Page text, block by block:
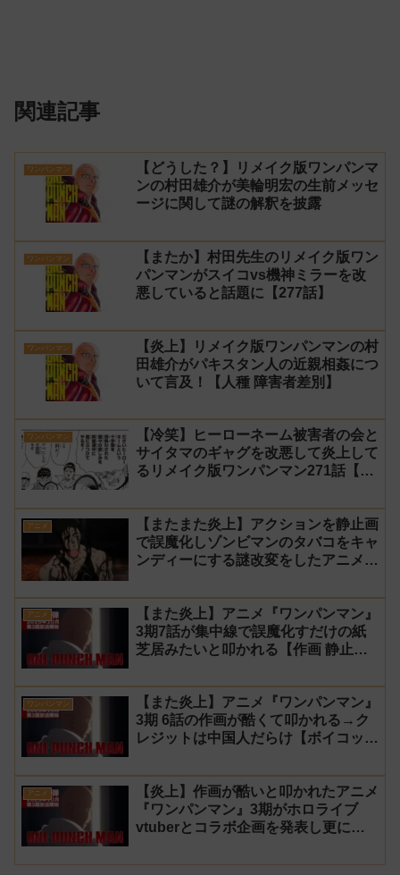
関連記事
ワンパンマン
【どうした？】リメイク版ワンパンマ
ンの村田雄介が美輪明宏の生前メッセ
ージに関して謎の解釈を披露
ワンパンマン
【またか】村田先生のリメイク版ワン
パンマンがスイコvs機神ミラーを改
悪していると話題に【277話】
ワンパンマン
【炎上】リメイク版ワンパンマンの村
田雄介がパキスタン人の近親相姦につ
いて言及！【人種 障害者差別】
ワンパンマン
【冷笑】ヒーローネーム被害者の会と
サイタマのギャグを改悪して炎上して
るリメイク版ワンパンマン271話【村
アニメ
【またまた炎上】アクションを静止画
で誤魔化しゾンビマンのタバコをキャ
ンディーにする謎改変をしたアニメ
アニメ
【また炎上】アニメ『ワンパンマン』
3期7話が集中線で誤魔化すだけの紙
芝居みたいと叩かれる【作画 静止
ワンパンマン
【また炎上】アニメ『ワンパンマン』
3期 6話の作画が酷くて叩かれる→ク
レジットは中国人だらけ【ボイコッ
アニメ
【炎上】作画が酷いと叩かれたアニメ
『ワンパンマン』3期がホロライブ
vtuberとコラボ企画を発表し更に叩